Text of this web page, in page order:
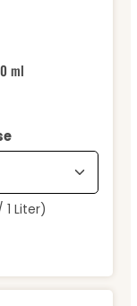
von 5 Sternen
ml
auswählen
Liter)